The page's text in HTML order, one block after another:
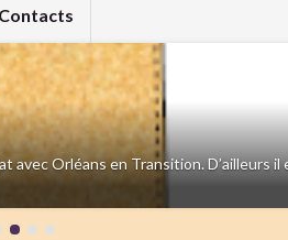
Contacts
Orléans en Transition. D’ailleurs